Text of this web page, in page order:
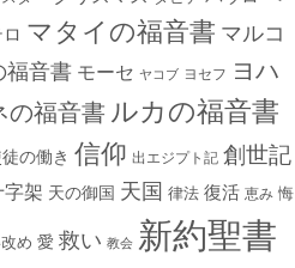
マタイの福音書 マルコ
福音書 モーセ ヤコブ ヨセフ ヨハ
の福音書 ルカの福音書
の働き 信仰 出エジプト記 創世記
字架 天の御国 天国 律法 復活 恵み 悔
め 愛 救い 教会 新約聖書